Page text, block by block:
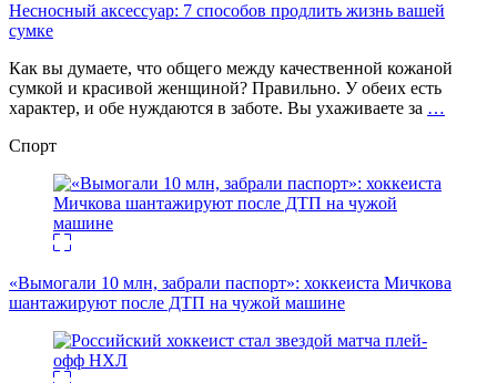
Несносный аксессуар: 7 способов продлить жизнь вашей
сумке
Как вы думаете, что общего между качественной кожаной
сумкой и красивой женщиной? Правильно. У обеих есть
характер, и обе нуждаются в заботе. Вы ухаживаете за …
Спорт
«Вымогали 10 млн, забрали паспорт»: хоккеиста Мичкова
шантажируют после ДТП на чужой машине